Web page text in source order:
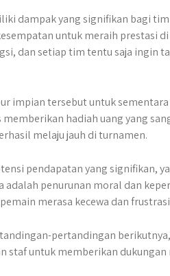
dampak yang signifikan bagi
untuk meraih prestasi
dan setiap tim tentu saja ingin
impian tersebut untuk sementara
hadiah uang yang
melaju jauh di turnamen.
pendapatan yang signifikan,
penurunan moral dan
merasa kecewa dan
pertandingan
staf untuk memberikan